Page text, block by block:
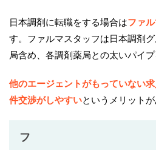
日本調剤に転職をする場合はファ
す。ファルマスタッフは日本調剤
局含め、各調剤薬局との太いパイプ
他のエージェントがもっていない
件交渉がしやすいというメリットが
フ